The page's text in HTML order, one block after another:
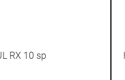
RX 10 sp